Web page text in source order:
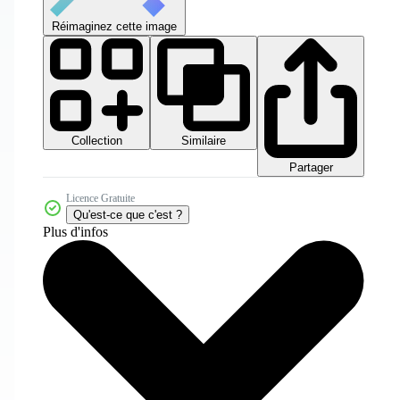
Réimaginez cette image
Collection
Similaire
Partager
Licence Gratuite
Qu'est-ce que c'est ?
Plus d'infos